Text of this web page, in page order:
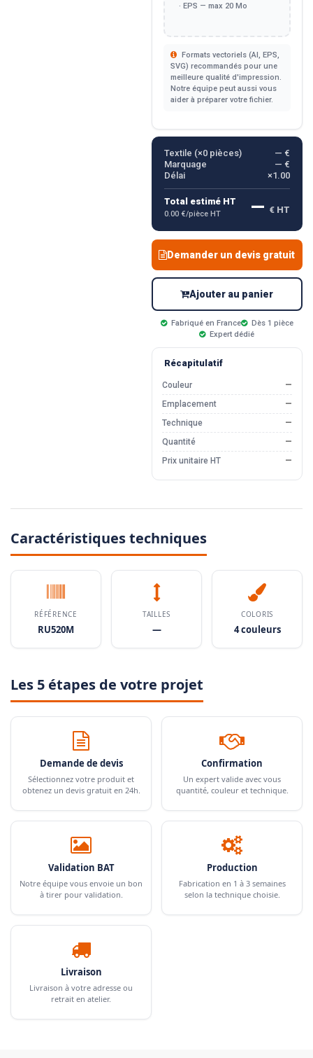
· EPS — max 20 Mo
Formats vectoriels (AI, EPS,
SVG) recommandés pour une
meilleure qualité d'impression.
Notre équipe peut aussi vous
aider à préparer votre fichier.
Textile (×0pièces)
— €
Marquage
— €
Délai
×1.00
Total estimé HT
0.00 €/pièce HT — € HT
Demander un devis gratuit
Ajouter au panier
Fabriqué en France
Dès 1 pièce
Expert dédié
Récapitulatif
Couleur
—
Emplacement
—
Technique
—
Quantité
—
Prix unitaire HT
—
Caractéristiques techniques
RÉFÉRENCE
RU520M
TAILLES
—
COLORIS
4 couleurs
Les 5 étapes de votre projet
Demande de devis
Sélectionnez votre produit et
obtenez un devis gratuit en 24h.
Confirmation
Un expert valide avec vous
quantité, couleur et technique.
Validation BAT
Notre équipe vous envoie un bon
à tirer pour validation.
Production
Fabrication en 1 à 3 semaines
selon la technique choisie.
Livraison
Livraison à votre adresse ou
retrait en atelier.